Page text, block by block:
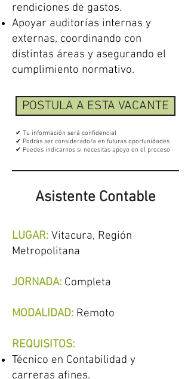
rendiciones de gastos.
Apoyar auditorías internas y
externas, coordinando con
distintas áreas y asegurando el
cumplimiento normativo.
POSTULA A ESTA VACANTE
✔ Tu información será confidencial
✔ Podrás ser considerado/a en futuras oportunidades
✔ Puedes indicarnos si necesitas apoyo en el proceso
Asistente Contable
LUGAR: Vitacura, Región
Metropolitana
JORNADA: Completa
MODALIDAD: Remoto
REQUISITOS:
Técnico en Contabilidad y
carreras afines.